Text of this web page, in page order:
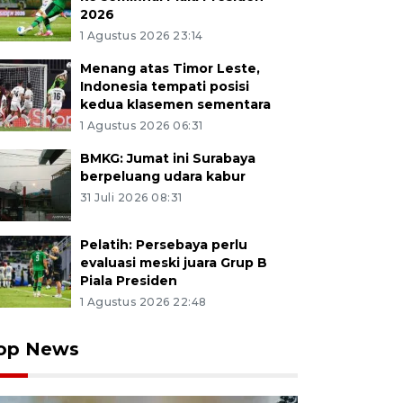
2026
1 Agustus 2026 23:14
Menang atas Timor Leste,
Indonesia tempati posisi
kedua klasemen sementara
1 Agustus 2026 06:31
BMKG: Jumat ini Surabaya
berpeluang udara kabur
31 Juli 2026 08:31
Pelatih: Persebaya perlu
evaluasi meski juara Grup B
Piala Presiden
1 Agustus 2026 22:48
News